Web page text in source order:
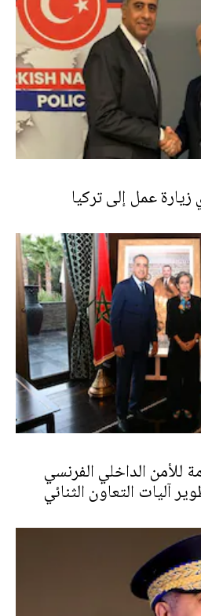
عمل إلى تركيا
للأمن الداخلي الفرنسي
آليات التعاون الثنائي